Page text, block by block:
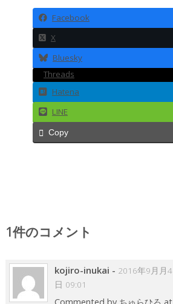
Facebook
X
Bluesky
Threads
Hatena
LINE
Copy
1件のコメント
kojiro-inukai - 2016年9月月4
日 09:01